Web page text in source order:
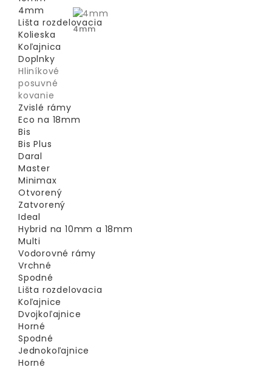
4mm
Lišta rozdelovacia
Kolieska
Koľajnica
Doplnky
Hliníkové
posuvné
kovanie
Zvislé rámy
Eco na 18mm
Bis
Bis Plus
Daral
Master
Minimax
Otvorený
Zatvorený
Ideal
Hybrid na 10mm a 18mm
Multi
Vodorovné rámy
Vrchné
Spodné
Lišta rozdelovacia
Koľajnice
Dvojkoľajnice
Horné
Spodné
Jednokoľajnice
Horné
4mm